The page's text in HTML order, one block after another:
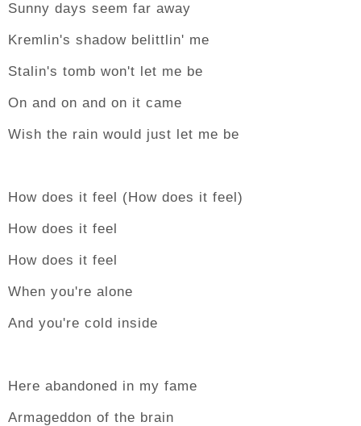
Sunny days seem far away
Kremlin's shadow belittlin' me
Stalin's tomb won't let me be
On and on and on it came
Wish the rain would just let me be
How does it feel (How does it feel)
How does it feel
How does it feel
When you're alone
And you're cold inside
Here abandoned in my fame
Armageddon of the brain